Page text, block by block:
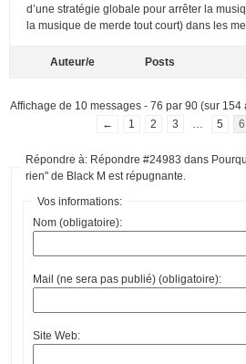
d’une stratégie globale pour arrêter la
la musique de merde tout court) dans les
Auteur/e Posts
Affichage de 10 messages - 76 par 90 (sur 154
←
1 2 3 5 6
Répondre à: Répondre #24983 dans
rien" de Black M est répugnante.
Vos informations:
Nom (obligatoire):
Mail (ne sera pas publié) (obligatoire):
Site Web: